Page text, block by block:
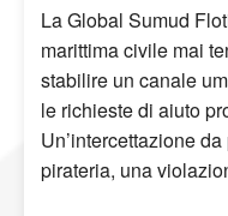
La Global Sumud
marittima civile mai
stabilire un canale
le richieste di aiuto
Un’intercettazione
pirateria, una